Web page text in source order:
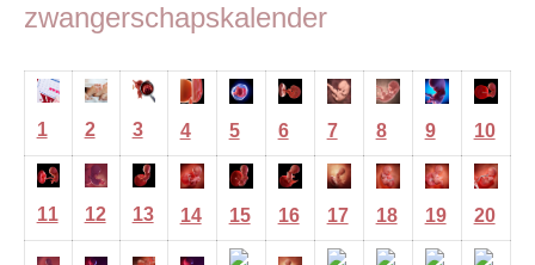
zwangerschapskalender
1 2 3 4 5 6 7 8 9 10
11 12 13 14 15 16 17 18 19 20